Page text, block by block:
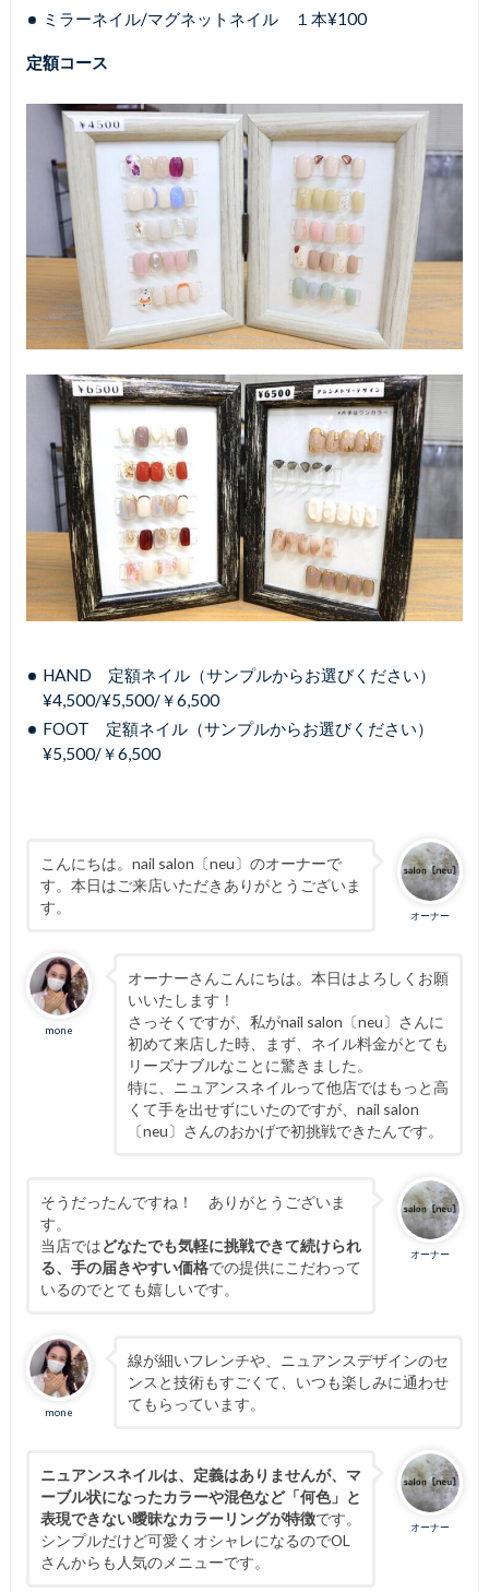
ミラーネイル/マグネットネイル １本¥100
定額コース
HAND 定額ネイル（サンプルからお選びください）
¥4,500/¥5,500/￥6,500
FOOT 定額ネイル（サンプルからお選びください）
¥5,500/￥6,500
オーナー
こんにちは。nail salon〔neu〕のオーナーで
す。本日はご来店いただきありがとうございま
す。
mone
オーナーさんこんにちは。本日はよろしくお願
いいたします！
さっそくですが、私がnail salon〔neu〕さんに
初めて来店した時、まず、ネイル料金がとても
リーズナブルなことに驚きました。
特に、ニュアンスネイルって他店ではもっと高
くて手を出せずにいたのですが、nail salon
〔neu〕さんのおかげで初挑戦できたんです。
オーナー
そうだったんですね！ ありがとうございま
す。
当店ではどなたでも気軽に挑戦できて続けられ
る、手の届きやすい価格での提供にこだわって
いるのでとても嬉しいです。
mone
線が細いフレンチや、ニュアンスデザインのセ
ンスと技術もすごくて、いつも楽しみに通わせ
てもらっています。
オーナー
ニュアンスネイルは、定義はありませんが、マ
ーブル状になったカラーや混色など「何色」と
表現できない曖昧なカラーリングが特徴です。
シンプルだけど可愛くオシャレになるのでOL
さんからも人気のメニューです。